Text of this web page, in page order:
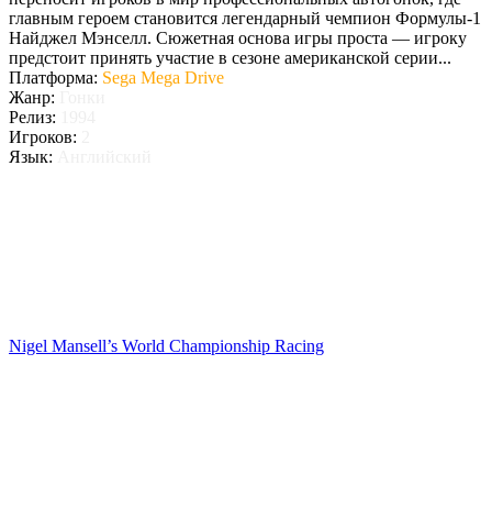
главным героем становится легендарный чемпион Формулы-1
Найджел Мэнселл. Сюжетная основа игры проста — игроку
предстоит принять участие в сезоне американской серии...
Платформа: Sega Mega Drive
Жанр:
Релиз:
Игроков:
Язык:
Nigel Mansell’s World Championship Racing